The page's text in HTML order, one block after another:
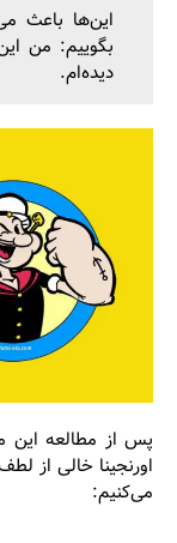
این‌ها باعث
بگوییم: من
دیده‌ام.
پس از مطالعه این
اورنجینا خالی از
می‌کنیم: